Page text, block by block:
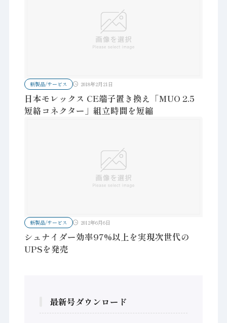
新製品/サービス 2018年2月21日
日本モレックス CE端子置き換え「MUO 2.5
短絡コネクター」組立時間を短縮
新製品/サービス 2012年6月6日
シュナイダー効率97%以上を実現次世代の
UPSを発売
最新号ダウンロード